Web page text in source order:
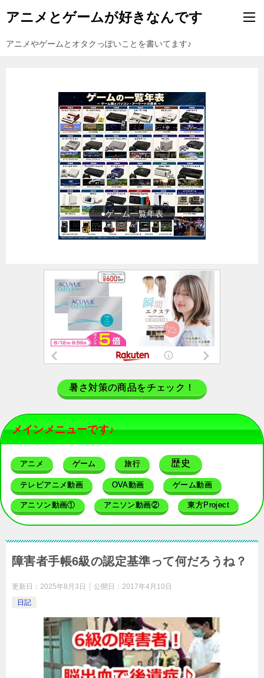
アニメとゲームが好きなんです
アニメやゲームとオタクっぽいことを書いてます♪
●ゲーム一覧年表
暑さ対策の商品をチェック！
メインメニューです♪
アニメ ゲーム 旅行 歴史
テレビアニメ動画 OVA動画 ゲーム動画
アニソン動画① アニソン動画② 東方Project
障害者手帳6級の認定基準って何だろうね？
更新日： 2025年8月3日 公開日： 2017年4月10日
日記